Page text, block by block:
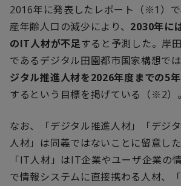
2016年に発表したレポート（※1 ）で
産年齢人口の減少により、 2030年に
のIT人材が不足すると予測した。岸
であるデジタル田園都市国家構想では
ジタル推進人材を2026年度までの5
するという目標を掲げている（※2）。
なお、「デジタル推進人材」「デジ
人材」は同義ではないことに留意した
「IT人材」はIT企業やユーザ企業の
で情報システムに直接携わる人材、「